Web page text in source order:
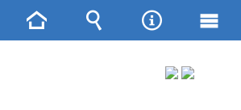
Strona Wyszukiwarka
NarzędziaMenu